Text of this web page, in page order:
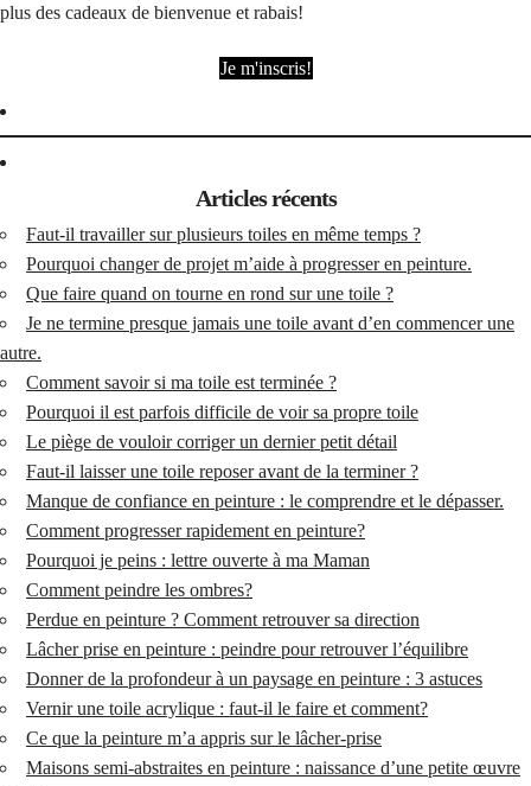
plus des cadeaux de bienvenue et rabais!
Je m'inscris!
Articles récents
Faut-il travailler sur plusieurs toiles en même temps ?
Pourquoi changer de projet m’aide à progresser en peinture.
Que faire quand on tourne en rond sur une toile ?
Je ne termine presque jamais une toile avant d’en commencer une
autre.
Comment savoir si ma toile est terminée ?
Pourquoi il est parfois difficile de voir sa propre toile
Le piège de vouloir corriger un dernier petit détail
Faut-il laisser une toile reposer avant de la terminer ?
Manque de confiance en peinture : le comprendre et le dépasser.
Comment progresser rapidement en peinture?
Pourquoi je peins : lettre ouverte à ma Maman
Comment peindre les ombres?
Perdue en peinture ? Comment retrouver sa direction
Lâcher prise en peinture : peindre pour retrouver l’équilibre
Donner de la profondeur à un paysage en peinture : 3 astuces
Vernir une toile acrylique : faut-il le faire et comment?
Ce que la peinture m’a appris sur le lâcher-prise
Maisons semi-abstraites en peinture : naissance d’une petite œuvre